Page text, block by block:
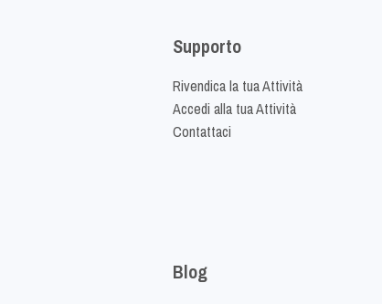
Supporto
Rivendica la tua Attività
Accedi alla tua Attività
Contattaci
Blog